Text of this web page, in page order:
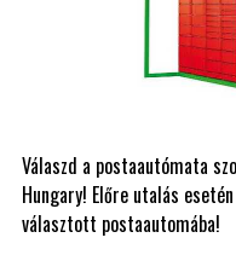
Válaszd a postaautómata
Hungary! Előre utalás
választott postaautomába!